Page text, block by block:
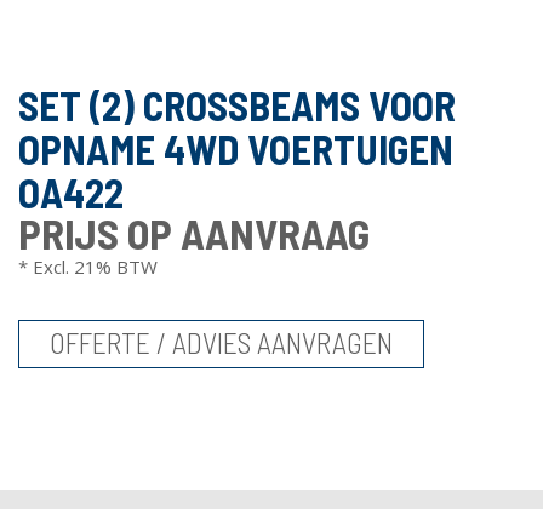
SET (2) CROSSBEAMS VOOR
OPNAME 4WD VOERTUIGEN
OA422
PRIJS OP AANVRAAG
* Excl. 21% BTW
OFFERTE / ADVIES AANVRAGEN